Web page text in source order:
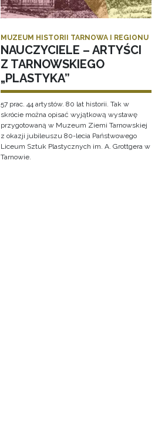
MUZEUM HISTORII TARNOWA I REGIONU
NAUCZYCIELE – ARTYŚCI
Z TARNOWSKIEGO
„PLASTYKA”
57 prac. 44 artystów. 80 lat historii. Tak w
skrócie można opisać wyjątkową wystawę
przygotowaną w Muzeum Ziemi Tarnowskiej
z okazji jubileuszu 80-lecia Państwowego
Liceum Sztuk Plastycznych im. A. Grottgera w
Tarnowie.